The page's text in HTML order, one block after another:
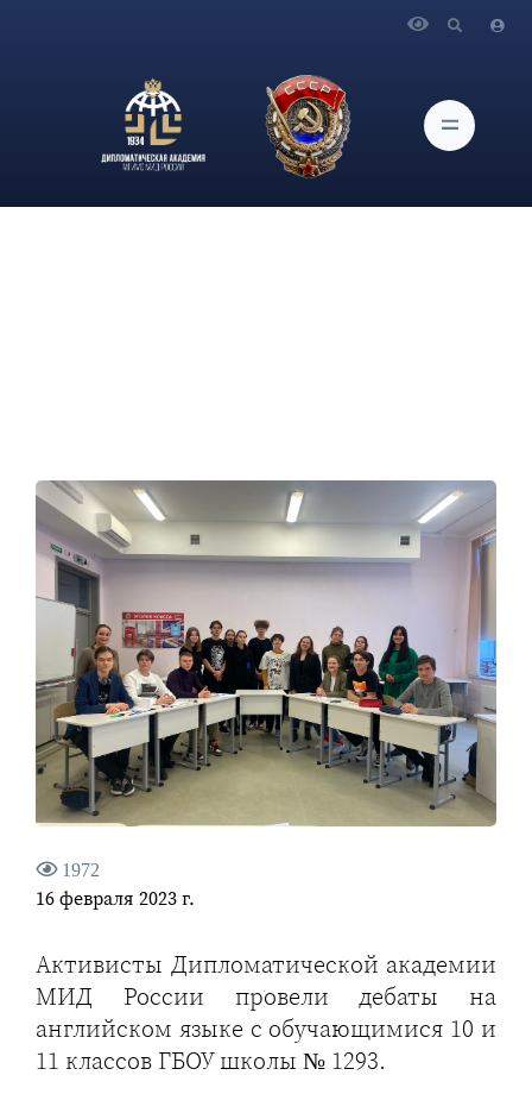
провели дебаты на английском языке с обучающимися 10 и
11 классов ГБОУ школы № 1293
1972
16 февраля 2023 г.
Активисты Дипломатической академии
МИД России провели дебаты на
английском языке с обучающимися 10 и
11 классов ГБОУ школы № 1293.